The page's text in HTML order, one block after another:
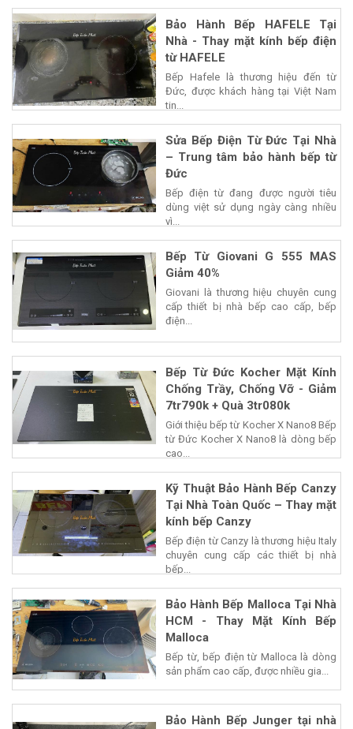
Bảo Hành Bếp HAFELE Tại
Nhà - Thay mặt kính bếp điện
từ HAFELE
Bếp Hafele là thương hiệu đến từ
Đức, được khách hàng tại Việt Nam
tin...
Sửa Bếp Điện Từ Đức Tại Nhà
– Trung tâm bảo hành bếp từ
Đức
Bếp điện từ đang được người tiêu
dùng việt sử dụng ngày càng nhiều
vì...
Bếp Từ Giovani G 555 MAS
Giảm 40%
Giovani là thương hiệu chuyên cung
cấp thiết bị nhà bếp cao cấp, bếp
điện...
Bếp Từ Đức Kocher Mặt Kính
Chống Trầy, Chống Vỡ - Giảm
7tr790k + Quà 3tr080k
Giới thiệu bếp từ Kocher X Nano8 Bếp
từ Đức Kocher X Nano8 là dòng bếp
cao...
Kỹ Thuật Bảo Hành Bếp Canzy
Tại Nhà Toàn Quốc – Thay mặt
kính bếp Canzy
Bếp điện từ Canzy là thương hiệu Italy
chuyên cung cấp các thiết bị nhà
bếp...
Bảo Hành Bếp Malloca Tại Nhà
HCM - Thay Mặt Kính Bếp
Malloca
Bếp từ, bếp điện từ Malloca là dòng
sản phẩm cao cấp, được nhiều gia...
Bảo Hành Bếp Junger tại nhà